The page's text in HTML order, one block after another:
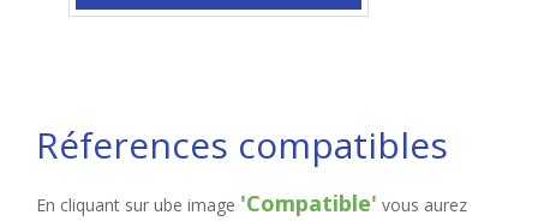
Réferences compatibles
En cliquant sur ube image 'Compatible' vous aurez